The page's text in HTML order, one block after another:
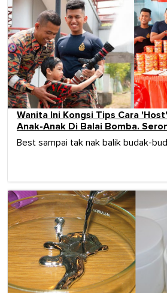
Wanita Ini Kongsi Tips Cara
Anak-Anak Di Balai Bomba.
Best sampai tak nak balik budak-